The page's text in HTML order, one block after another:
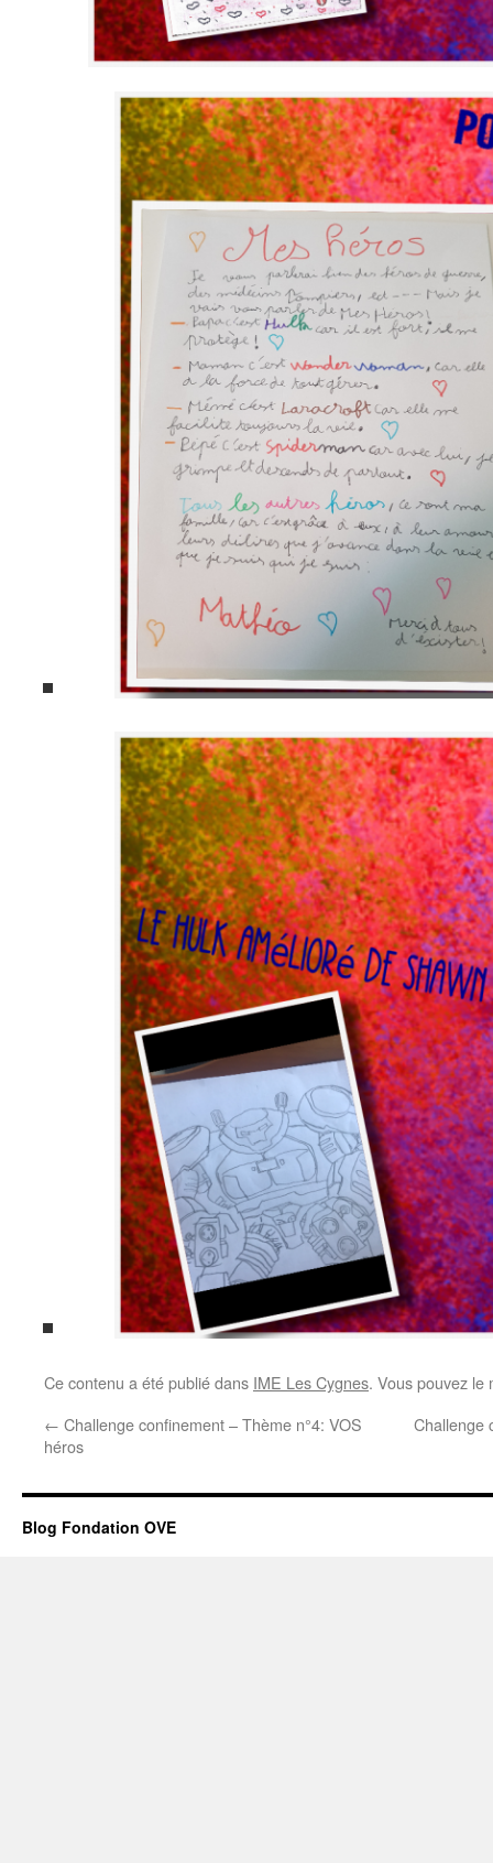
Ce contenu a été publié dans IME Les Cygnes. Vous pouvez
← Challenge confinement – Thème n°4: VOS
héros
Challenge
Blog Fondation OVE